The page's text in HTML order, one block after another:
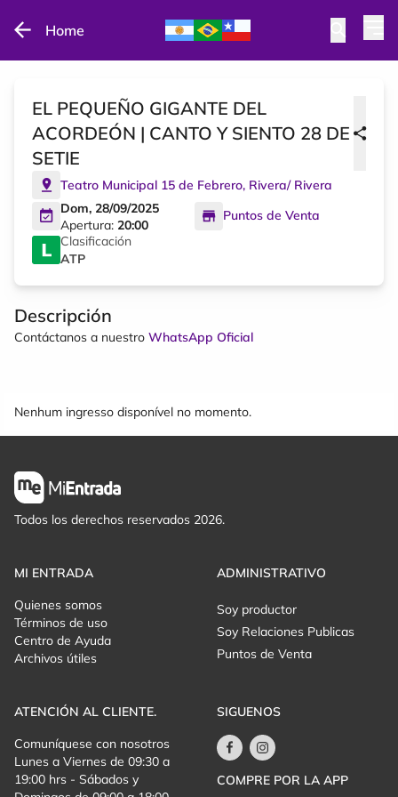
Home
EL PEQUEÑO GIGANTE DEL
ACORDEÓN | CANTO Y SIENTO 28 DE
SETIE
Teatro Municipal 15 de Febrero, Rivera/ Rivera
Dom, 28/09/2025
Apertura: 20:00
Puntos de Venta
Clasificación
ATP
Descripción
Contáctanos a nuestro WhatsApp Oficial
Nenhum ingresso disponível no momento.
Todos los derechos reservados 2026.
MI ENTRADA
Quienes somos
Términos de uso
Centro de Ayuda
Archivos útiles
ADMINISTRATIVO
Soy productor
Soy Relaciones Publicas
Puntos de Venta
ATENCIÓN AL CLIENTE.
Comuníquese con nosotros
Lunes a Viernes de 09:30 a
19:00 hrs - Sábados y
SIGUENOS
COMPRE POR LA APP